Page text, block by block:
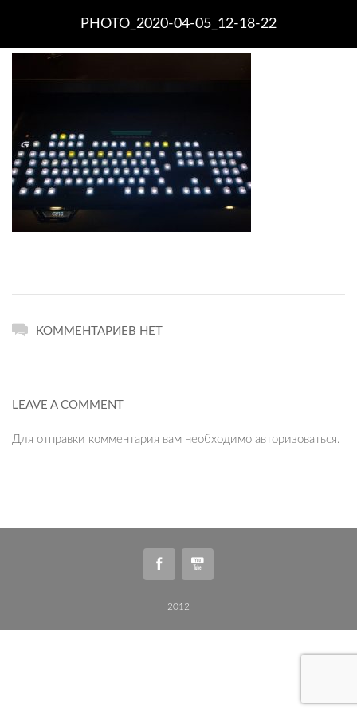
PHOTO_2020-04-05_12-18-22
КОММЕНТАРИЕВ НЕТ
LEAVE A COMMENT
Для отправки комментария вам необходимо авторизоваться.
2012